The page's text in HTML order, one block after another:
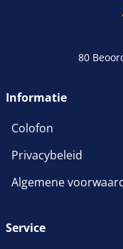
80
Informatie
Colofon
Privacybeleid
Algemene
Service